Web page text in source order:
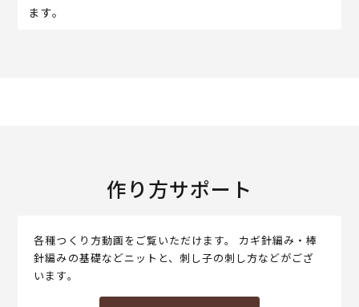
ます。
作り方サポート
各種つくり方動画をご覧いただけます。 カギ針編み・棒
針編みの基礎などニットと、刺し子の刺し方などがござ
います。